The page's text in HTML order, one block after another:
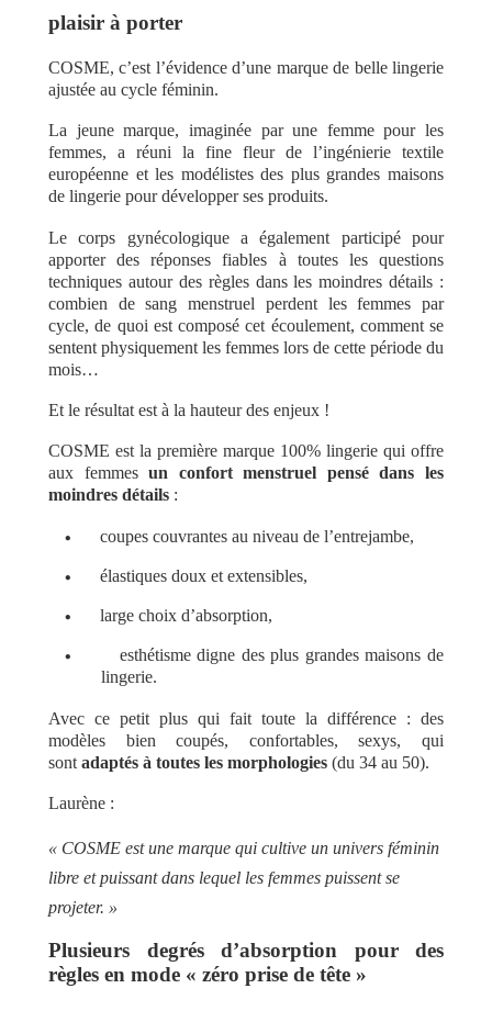
plaisir à porter
COSME, c’est l’évidence d’une marque de belle lingerie
ajustée au cycle féminin.
La jeune marque, imaginée par une femme pour les
femmes, a réuni la fine fleur de l’ingénierie textile
européenne et les modélistes des plus grandes maisons
de lingerie pour développer ses produits.
Le corps gynécologique a également participé pour
apporter des réponses fiables à toutes les questions
techniques autour des règles dans les moindres détails :
combien de sang menstruel perdent les femmes par
cycle, de quoi est composé cet écoulement, comment se
sentent physiquement les femmes lors de cette période du
mois…
Et le résultat est à la hauteur des enjeux !
COSME est la première marque 100% lingerie qui offre
aux femmesun confort menstruel pensé dans les
moindres détails :
• coupes couvrantes au niveau de l’entrejambe,
• élastiques doux et extensibles,
• large choix d’absorption,
•
esthétisme digne des plus grandes maisons de
lingerie.
Avec ce petit plus qui fait toute la différence : des
modèles bien coupés, confortables, sexys, qui
sont adaptés à toutes les morphologies (du 34 au 50).
Laurène :
« COSME est une marque qui cultive un univers féminin
libre et puissant dans lequel les femmes puissent se
projeter. »
Plusieurs degrés d’absorption pour des
règles en mode « zéro prise de tête »